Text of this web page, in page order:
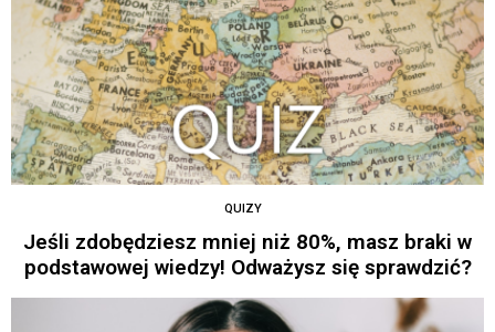
QUIZY
Jeśli zdobędziesz mniej niż 80%, masz braki w
podstawowej wiedzy! Odważysz się sprawdzić?